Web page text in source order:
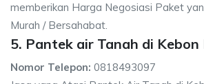
memberikan Harga Negosiasi Paket
Murah / Bersahabat.
5. Pantek air Tanah di Kebon
Nomor Telepon: 0818493097